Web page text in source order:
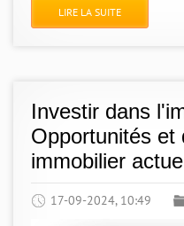
LIRE LA SUITE
Investir dans
Opportunités et
immobilier
17-09-2024, 10:49